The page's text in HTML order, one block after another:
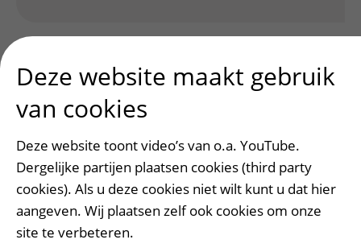
Patiënt en bezoek
Afspraak maken of wijzigen
Voorbereiden op uw afspraak
Wijzigen patiëntgegevens
Opvragen kopie dossier
Deze website maakt gebruik
van cookies
Deze website toont video’s van o.a. YouTube.
Dergelijke partijen plaatsen cookies (third party
cookies). Als u deze cookies niet wilt kunt u dat hier
aangeven. Wij plaatsen zelf ook cookies om onze
site te verbeteren.